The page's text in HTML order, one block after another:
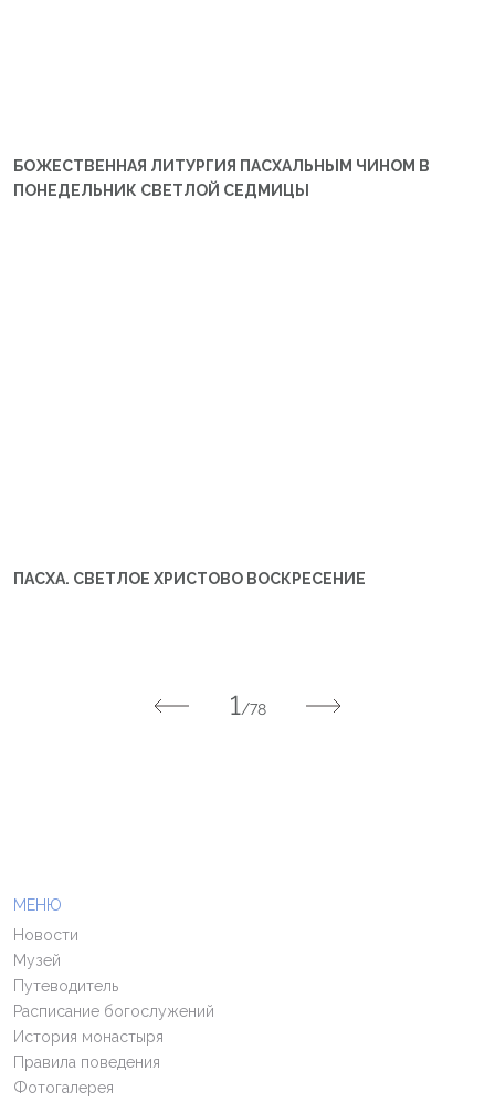
БОЖЕСТВЕННАЯ ЛИТУРГИЯ ПАСХАЛЬНЫМ ЧИНОМ В
ПОНЕДЕЛЬНИК СВЕТЛОЙ СЕДМИЦЫ
ПАСХА. СВЕТЛОЕ ХРИСТОВО ВОСКРЕСЕНИЕ
1/78
МЕНЮ
Новости
Музей
Путеводитель
Расписание богослужений
История монастыря
Правила поведения
Фотогалерея